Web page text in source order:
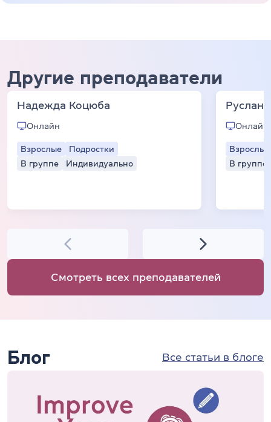
Другие преподаватели
Надежда Коцюба
Онлайн
Взрослые
Подростки
В группе
Индивидуально
Онлайн
Взрослые
В группе
Смотреть всех преподавателей
Блог Все статьи в блоге